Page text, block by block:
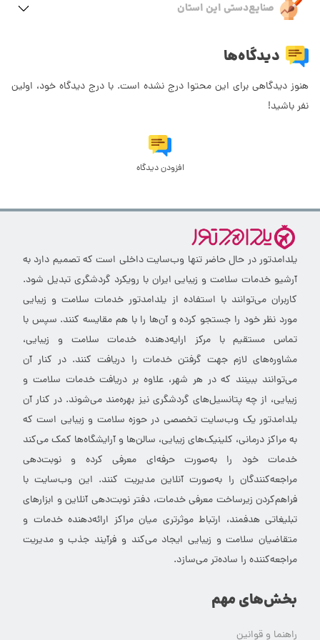
صنایع‌دستی این استان
دیدگاه‌ها
هنوز دیدگاهی برای این محتوا درج نشده است. با درج دیدگاه خود، اولین
نفر باشید!
افزودن دیدگاه
یلدامدتور در حال حاضر تنها وب‌سایت داخلی است که تصمیم دارد به
آرشیو خدمات سلامت و زیبایی ایران با رویکرد گردشگری تبدیل شود.
کاربران می‌توانند با استفاده از یلدامدتور خدمات سلامت و زیبایی
مورد نظر خود را جستجو کرده و آن‌ها را با هم مقایسه کنند. سپس با
تماس مستقیم با مرکز ارایه‌دهنده خدمات سلامت و زیبایی،
مشاوره‌های لازم جهت گرفتن خدمات را دریافت کنند. در کنار آن
می‌توانند ببینند که در هر شهر، علاوه بر دریافت خدمات سلامت و
زیبایی، از چه پتانسیل‌های گردشگری نیز بهره‌مند می‌شوند. در کنار آن
یلدامدتور یک وب‌سایت تخصصی در حوزه سلامت و زیبایی است که
به مراکز درمانی، کلینیک‌های زیبایی، سالن‌ها و آرایشگاه‌ها کمک می‌کند
خدمات خود را به‌صورت حرفه‌ای معرفی کرده و نوبت‌دهی
مراجعه‌کنندگان را به‌صورت آنلاین مدیریت کنند. این وب‌سایت با
فراهم‌کردن زیرساخت معرفی خدمات، دفتر نوبت‌دهی آنلاین و ابزارهای
تبلیغاتی هدفمند، ارتباط موثرتری میان مراکز ارائه‌دهنده خدمات و
متقاضیان سلامت و زیبایی ایجاد می‌کند و فرآیند جذب و مدیریت
مراجعه‌کننده را ساده‌تر می‌سازد.
بخش‌های مهم
راهنما و قوانین